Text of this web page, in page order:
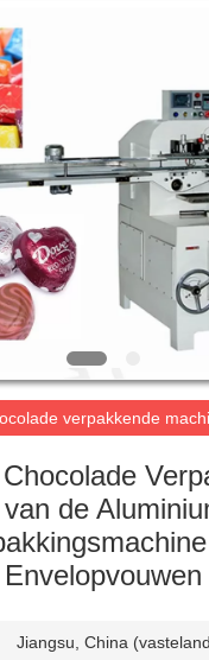
verpakkende
de
Envelopvouwen
Jiangsu, China